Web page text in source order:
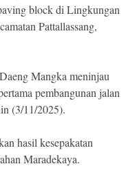
block di Lingkungan
Pattallassang,
Mangka meninjau
pembangunan jalan
(3/11/2025).
hasil kesepakatan
Maradekaya.